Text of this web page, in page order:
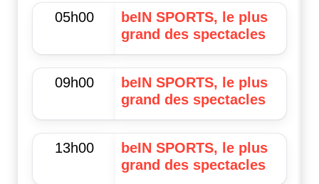
05h00
beIN SPORTS, le plus
grand des spectacles
09h00
beIN SPORTS, le plus
grand des spectacles
13h00
beIN SPORTS, le plus
grand des spectacles